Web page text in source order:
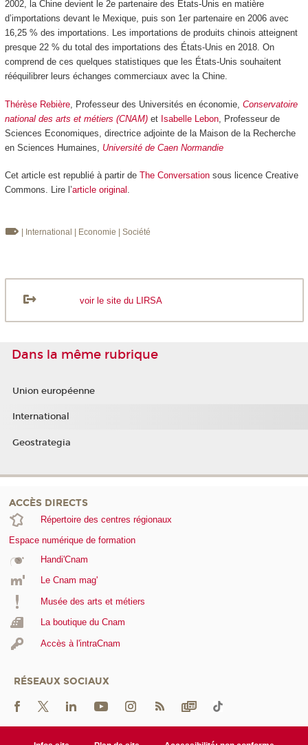
2002, la Chine devient le 2epartenaire des États-Unis en matière
d’importations devant le Mexique, puis son 1erpartenaire en 2006 avec
16,25 % des importations. Les importations de produits chinois atteignent
presque 22 % du total des importations des États-Unis en 2018. On
comprend de ces quelques statistiques que les États-Unis souhaitent
rééquilibrer leurs échanges commerciaux avec la Chine.
Thérèse Rebière, Professeur des Universités en économie, Conservatoire
national des arts et métiers (CNAM)et Isabelle Lebon, Professeur de
Sciences Economiques, directrice adjointe de la Maison de la Recherche
en Sciences Humaines, Université de Caen Normandie
Cet article est republié à partir de The Conversationsous licence Creative
Commons. Lire l’article original .
| International | Economie | Société
voir le site du LIRSA
Dans la même rubrique
Union européenne
International
Geostrategia
ACCÈS DIRECTS
Répertoire des centres régionaux
Espace numérique de formation
Handi'Cnam
Le Cnam mag'
Musée des arts et métiers
La boutique du Cnam
Accès à l'intraCnam
RÉSEAUX SOCIAUX